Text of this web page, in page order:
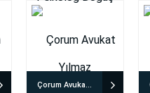
Çorum Avukat Enes Mantı